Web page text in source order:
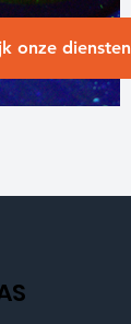
onze diensten